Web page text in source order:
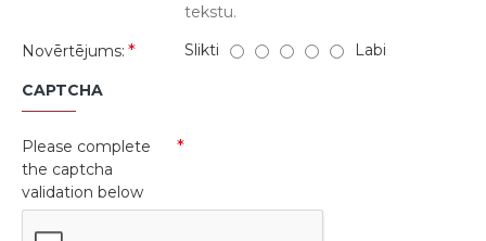
tekstu.
Novērtējums:
Slikti Labi
CAPTCHA
Please complete
the captcha
validation below